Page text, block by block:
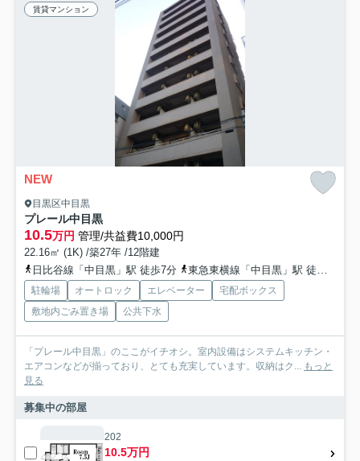
賃貸マンション
NEW
目黒区中目黒
プレール中目黒
10.5万円 管理/共益費10,000円
22.16㎡ (1K) /築27年 /12階建
日比谷線「中目黒」駅 徒歩7分
東急東横線「中目黒」駅 徒歩7分
駐輪場 オートロック エレベーター
宅配ボックス
敷地内ごみ置き場
公共下水
「プレール中目黒」のここがイチオシ。室内設備はシステムキッチン・
エアコンなどが揃っており、とても充実しています。収納はク... もっと
見る
募集中の部屋
202
10.5万円